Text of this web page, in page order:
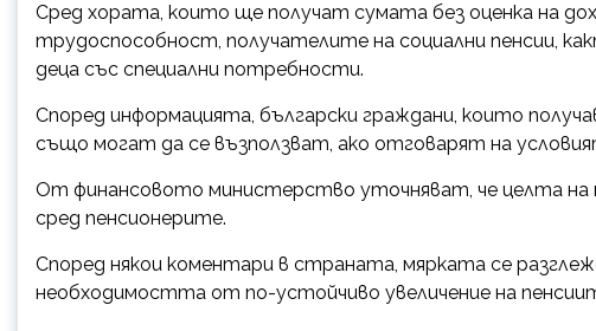
Сред хората, които ще получат сумата без оценка на
трудоспособност, получателите на социални пенсии,
деца със специални потребности.
Според информацията, български граждани, които
също могат да се възползват, ако отговарят на
От финансовото министерство уточняват, че целта на
сред пенсионерите.
Според някои коментари в страната, мярката се
необходимостта от по-устойчиво увеличение на